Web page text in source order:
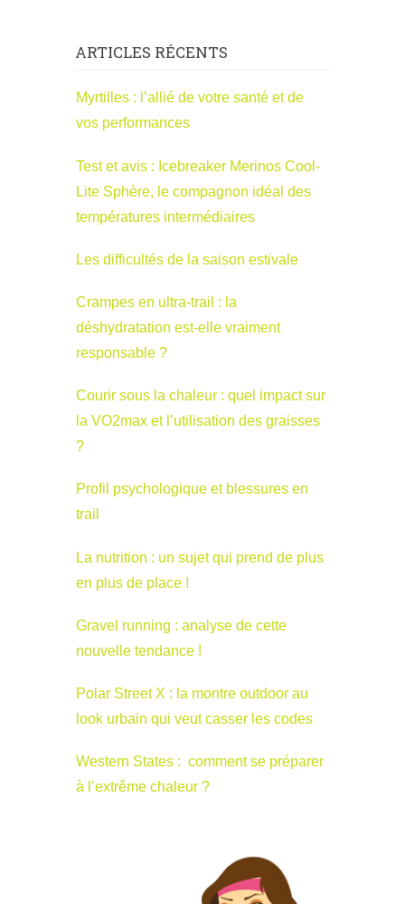
ARTICLES RÉCENTS
Myrtilles : l’allié de votre santé et de
vos performances
Test et avis : Icebreaker Merinos Cool-
Lite Sphère, le compagnon idéal des
températures intermédiaires
Les difficultés de la saison estivale
Crampes en ultra-trail : la
déshydratation est-elle vraiment
responsable ?
Courir sous la chaleur : quel impact sur
la VO2max et l’utilisation des graisses
?
Profil psychologique et blessures en
trail
La nutrition : un sujet qui prend de plus
en plus de place !
Gravel running : analyse de cette
nouvelle tendance !
Polar Street X : la montre outdoor au
look urbain qui veut casser les codes
Western States : comment se préparer
à l’extrême chaleur ?